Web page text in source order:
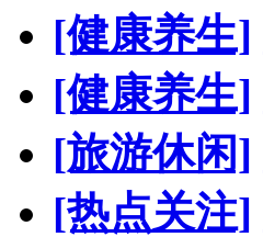
[健康养生]
[健康养生]
[旅游休闲]
[热点关注]